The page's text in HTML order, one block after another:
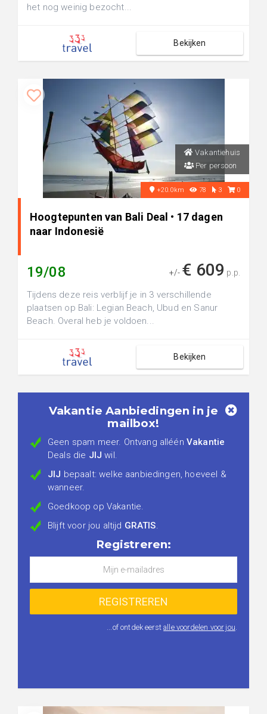
het nog weinig bezocht...
Bekijken
Vakantiehuis
Per persoon
+20.0km 78 3 0
Hoogtepunten van Bali Deal • 17 dagen
naar Indonesië
19/08 +/- € 609 p.p.
Tijdens deze reis verblijf je in 3 verschillende
plaatsen op Bali: Legian Beach, Ubud en Sanur
Beach. Overal heb je voldoen...
Bekijken
Vakantie Aanbiedingen in je
mailbox!
Geen spam meer. Ontvang alléén Vakantie
Deals die JIJ wil.
JIJ bepaalt: welke aanbiedingen, hoeveel &
wanneer.
Goedkoop op Vakantie.
Blijft voor jou altijd GRATIS.
Registreren:
...of ontdek eerstalle voordelen voor jou.